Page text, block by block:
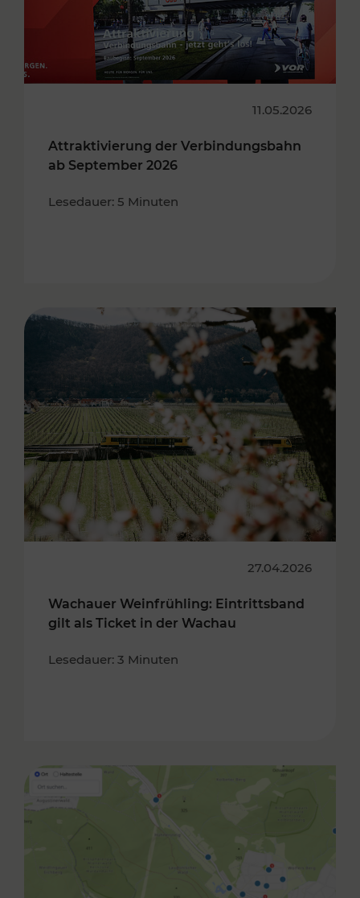
11.05.2026
Attraktivierung der Verbindungsbahn
ab September 2026
Lesedauer: 5 Minuten
27.04.2026
Wachauer Weinfrühling: Eintrittsband
gilt als Ticket in der Wachau
Lesedauer: 3 Minuten